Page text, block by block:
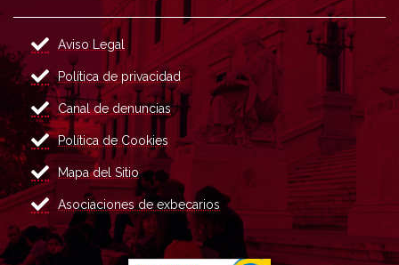
Aviso Legal
Política de privacidad
Canal de denuncias
Política de Cookies
Mapa del Sitio
Asociaciones de exbecarios